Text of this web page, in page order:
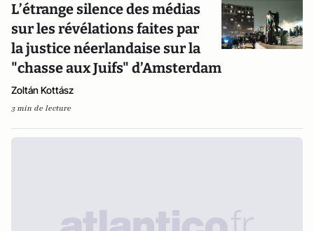
L’étrange silence des médias
sur les révélations faites par
la justice néerlandaise sur la
"chasse aux Juifs" d’Amsterdam
Zoltán Kottász
3 min de lecture